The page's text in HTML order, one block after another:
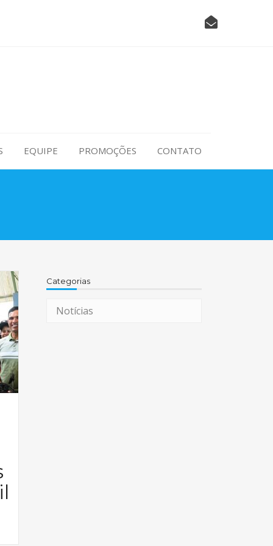
EQUIPE PROMOÇÕES CONTATO
Categorias
Notícias